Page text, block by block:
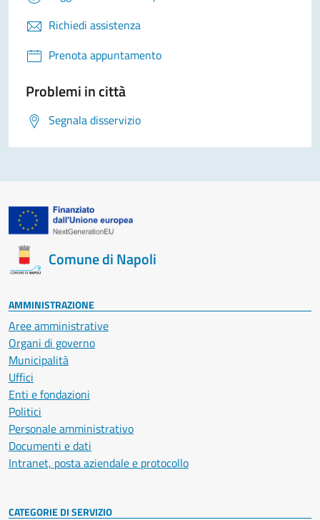
Richiedi assistenza
Prenota appuntamento
Problemi in città
Segnala disservizio
Comune di Napoli
AMMINISTRAZIONE
Aree amministrative
Organi di governo
Municipalità
Uffici
Enti e fondazioni
Politici
Personale amministrativo
Documenti e dati
Intranet, posta aziendale e protocollo
CATEGORIE DI SERVIZIO